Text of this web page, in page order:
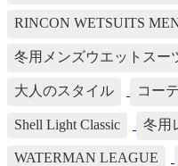
RINCON WETSUITS
冬用メンズウエットスー
大人のスタイル コー
Shell Light Classic 冬用
WATERMAN LEAGUE